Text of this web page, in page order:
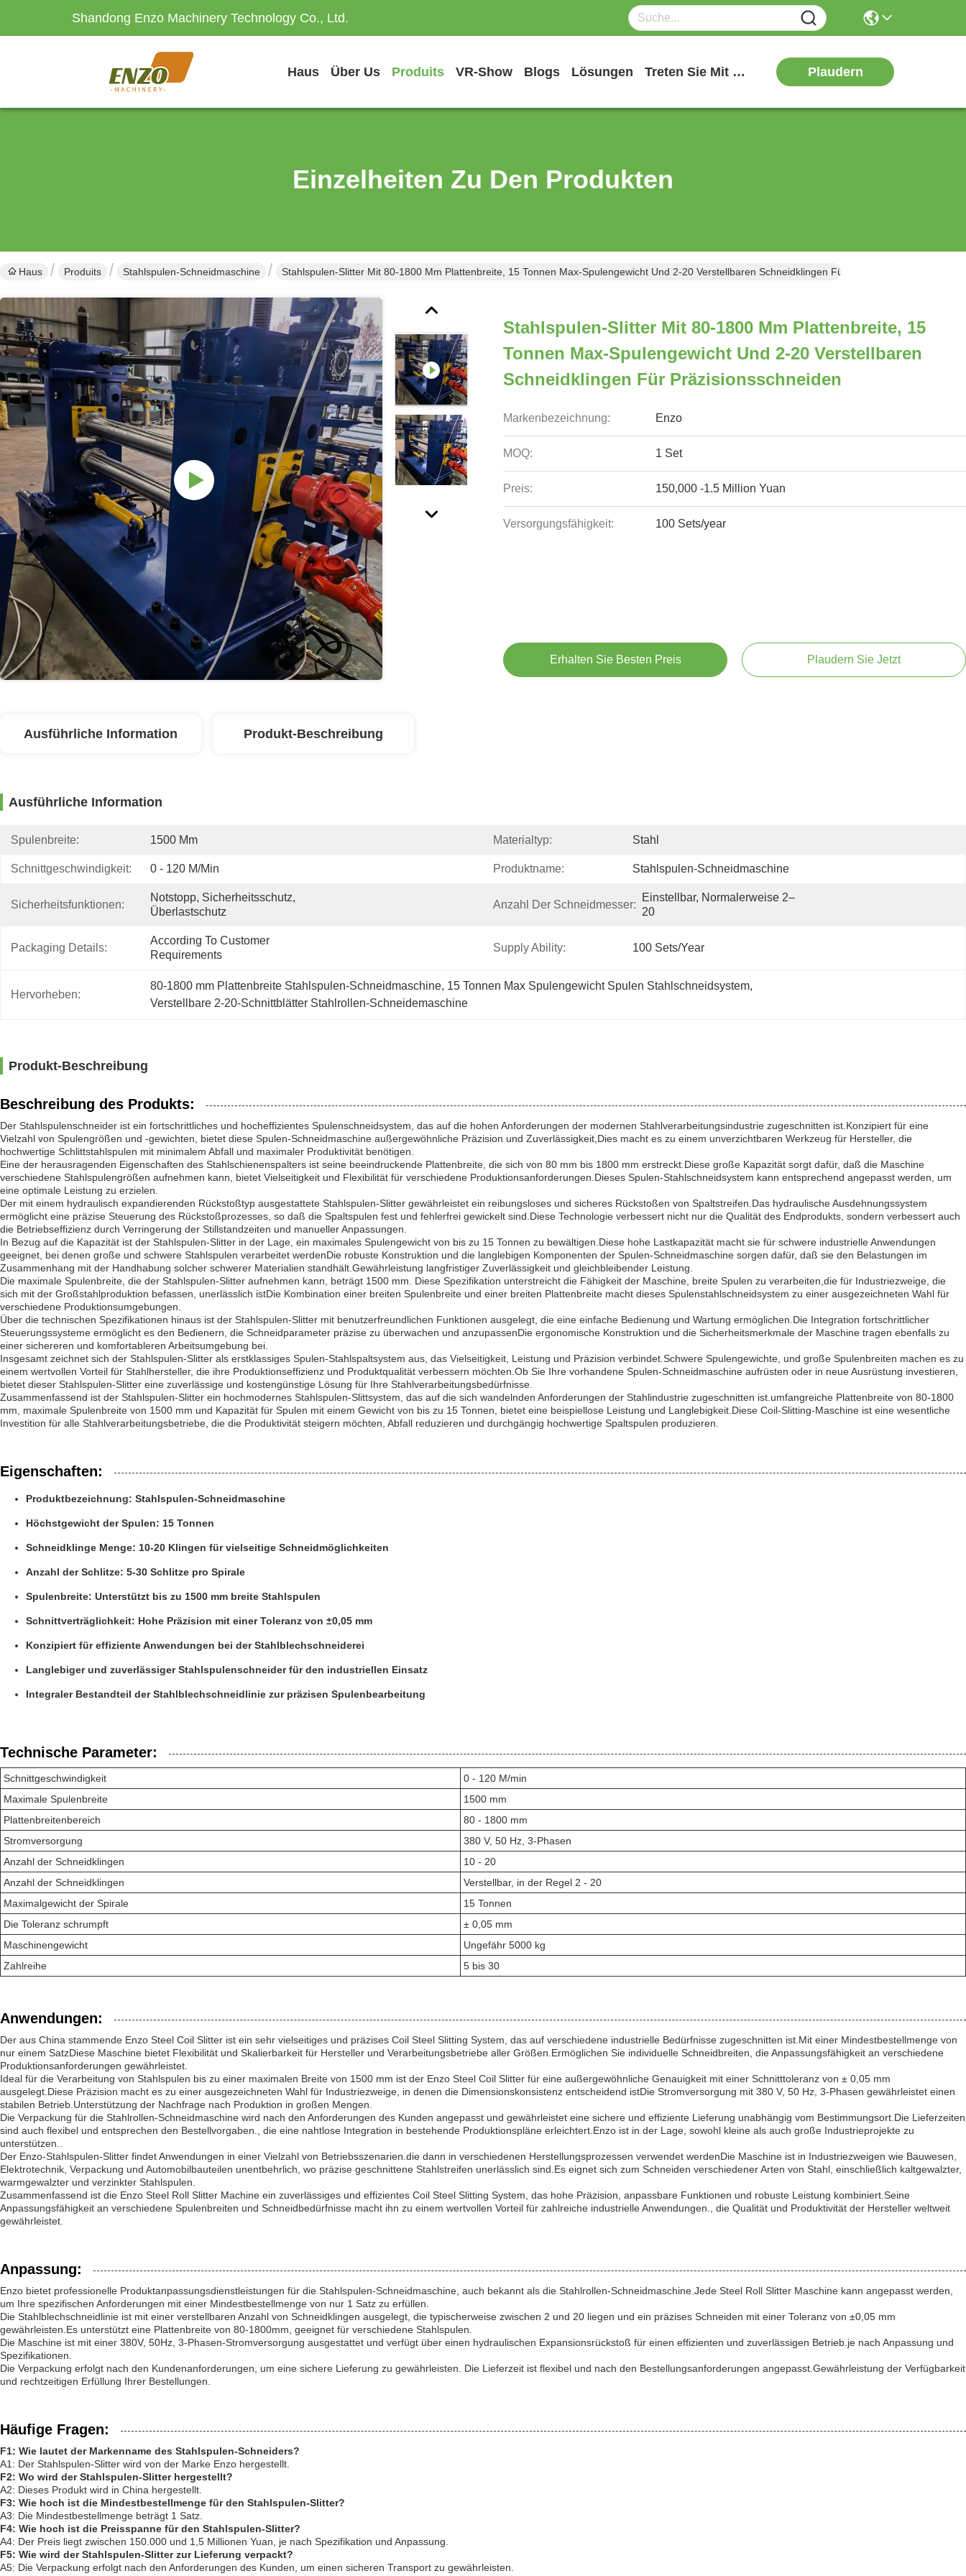
Shandong Enzo Machinery Technology Co., Ltd.
Haus Über Us Produits VR-Show Blogs Lösungen Treten Sie Mit Uns In Verbindung Plaudern
Einzelheiten Zu Den Produkten
Haus Produits Stahlspulen-Schneidmaschine Stahlspulen-Slitter Mit 80-1800 Mm Plattenbreite, 15 Tonnen Max-Spulengewicht Und 2-20 Verstellbaren Schneidklingen Für Präzisionsschneiden
Stahlspulen-Slitter Mit 80-1800 Mm Plattenbreite, 15
Tonnen Max-Spulengewicht Und 2-20 Verstellbaren
Schneidklingen Für Präzisionsschneiden
Markenbezeichnung: Enzo
MOQ: 1 Set
Preis: 150,000 -1.5 Million Yuan
Versorgungsfähigkeit: 100 Sets/year
Erhalten Sie Besten Preis Plaudern Sie Jetzt
Ausführliche Information Produkt-Beschreibung
Ausführliche Information
Spulenbreite: 1500 Mm Materialtyp: Stahl
Schnittgeschwindigkeit: 0 - 120 M/min Produktname: Stahlspulen-Schneidmaschine
Sicherheitsfunktionen:
Notstopp, Sicherheitsschutz,
Überlastschutz
Anzahl Der Schneidmesser:
Einstellbar, Normalerweise 2–
20
Packaging Details:
According To Customer
Requirements
Supply Ability: 100 Sets/year
Hervorheben:
80-1800 mm Plattenbreite Stahlspulen-Schneidmaschine, 15 Tonnen Max Spulengewicht Spulen Stahlschneidsystem,
Verstellbare 2-20-Schnittblätter Stahlrollen-Schneidemaschine
Produkt-Beschreibung
Beschreibung des Produkts:
Der Stahlspulenschneider ist ein fortschrittliches und hocheffizientes Spulenschneidsystem, das auf die hohen Anforderungen der modernen Stahlverarbeitungsindustrie zugeschnitten ist.Konzipiert für eine
Vielzahl von Spulengrößen und -gewichten, bietet diese Spulen-Schneidmaschine außergewöhnliche Präzision und Zuverlässigkeit,Dies macht es zu einem unverzichtbaren Werkzeug für Hersteller, die
hochwertige Schlittstahlspulen mit minimalem Abfall und maximaler Produktivität benötigen.
Eine der herausragenden Eigenschaften des Stahlschienenspalters ist seine beeindruckende Plattenbreite, die sich von 80 mm bis 1800 mm erstreckt.Diese große Kapazität sorgt dafür, daß die Maschine
verschiedene Stahlspulengrößen aufnehmen kann, bietet Vielseitigkeit und Flexibilität für verschiedene Produktionsanforderungen.Dieses Spulen-Stahlschneidsystem kann entsprechend angepasst werden, um
eine optimale Leistung zu erzielen.
Der mit einem hydraulisch expandierenden Rückstoßtyp ausgestattete Stahlspulen-Slitter gewährleistet ein reibungsloses und sicheres Rückstoßen von Spaltstreifen.Das hydraulische Ausdehnungssystem
ermöglicht eine präzise Steuerung des Rückstoßprozesses, so daß die Spaltspulen fest und fehlerfrei gewickelt sind.Diese Technologie verbessert nicht nur die Qualität des Endprodukts, sondern verbessert auch
die Betriebseffizienz durch Verringerung der Stillstandzeiten und manueller Anpassungen.
In Bezug auf die Kapazität ist der Stahlspulen-Slitter in der Lage, ein maximales Spulengewicht von bis zu 15 Tonnen zu bewältigen.Diese hohe Lastkapazität macht sie für schwere industrielle Anwendungen
geeignet, bei denen große und schwere Stahlspulen verarbeitet werdenDie robuste Konstruktion und die langlebigen Komponenten der Spulen-Schneidmaschine sorgen dafür, daß sie den Belastungen im
Zusammenhang mit der Handhabung solcher schwerer Materialien standhält.Gewährleistung langfristiger Zuverlässigkeit und gleichbleibender Leistung.
Die maximale Spulenbreite, die der Stahlspulen-Slitter aufnehmen kann, beträgt 1500 mm. Diese Spezifikation unterstreicht die Fähigkeit der Maschine, breite Spulen zu verarbeiten,die für Industriezweige, die
sich mit der Großstahlproduktion befassen, unerlässlich istDie Kombination einer breiten Spulenbreite und einer breiten Plattenbreite macht dieses Spulenstahlschneidsystem zu einer ausgezeichneten Wahl für
verschiedene Produktionsumgebungen.
Über die technischen Spezifikationen hinaus ist der Stahlspulen-Slitter mit benutzerfreundlichen Funktionen ausgelegt, die eine einfache Bedienung und Wartung ermöglichen.Die Integration fortschrittlicher
Steuerungssysteme ermöglicht es den Bedienern, die Schneidparameter präzise zu überwachen und anzupassenDie ergonomische Konstruktion und die Sicherheitsmerkmale der Maschine tragen ebenfalls zu
einer sichereren und komfortableren Arbeitsumgebung bei.
Insgesamt zeichnet sich der Stahlspulen-Slitter als erstklassiges Spulen-Stahlspaltsystem aus, das Vielseitigkeit, Leistung und Präzision verbindet.Schwere Spulengewichte, und große Spulenbreiten machen es zu
einem wertvollen Vorteil für Stahlhersteller, die ihre Produktionseffizienz und Produktqualität verbessern möchten.Ob Sie Ihre vorhandene Spulen-Schneidmaschine aufrüsten oder in neue Ausrüstung investieren,
bietet dieser Stahlspulen-Slitter eine zuverlässige und kostengünstige Lösung für Ihre Stahlverarbeitungsbedürfnisse.
Zusammenfassend ist der Stahlspulen-Slitter ein hochmodernes Stahlspulen-Slittsystem, das auf die sich wandelnden Anforderungen der Stahlindustrie zugeschnitten ist.umfangreiche Plattenbreite von 80-1800
mm, maximale Spulenbreite von 1500 mm und Kapazität für Spulen mit einem Gewicht von bis zu 15 Tonnen, bietet eine beispiellose Leistung und Langlebigkeit.Diese Coil-Slitting-Maschine ist eine wesentliche
Investition für alle Stahlverarbeitungsbetriebe, die die Produktivität steigern möchten, Abfall reduzieren und durchgängig hochwertige Spaltspulen produzieren.
Eigenschaften:
Produktbezeichnung: Stahlspulen-Schneidmaschine
Höchstgewicht der Spulen: 15 Tonnen
Schneidklinge Menge: 10-20 Klingen für vielseitige Schneidmöglichkeiten
Anzahl der Schlitze: 5-30 Schlitze pro Spirale
Spulenbreite: Unterstützt bis zu 1500 mm breite Stahlspulen
Schnittverträglichkeit: Hohe Präzision mit einer Toleranz von ±0,05 mm
Konzipiert für effiziente Anwendungen bei der Stahlblechschneiderei
Langlebiger und zuverlässiger Stahlspulenschneider für den industriellen Einsatz
Integraler Bestandteil der Stahlblechschneidlinie zur präzisen Spulenbearbeitung
Technische Parameter:
Schnittgeschwindigkeit
0 - 120 M/min
Maximale Spulenbreite
1500 mm
Plattenbreitenbereich
80 - 1800 mm
Stromversorgung
380 V, 50 Hz, 3-Phasen
Anzahl der Schneidklingen
10 - 20
Anzahl der Schneidklingen
Verstellbar, in der Regel 2 - 20
Maximalgewicht der Spirale
15 Tonnen
Die Toleranz schrumpft
± 0,05 mm
Maschinengewicht
Ungefähr 5000 kg
Zahlreihe
5 bis 30
Anwendungen:
Der aus China stammende Enzo Steel Coil Slitter ist ein sehr vielseitiges und präzises Coil Steel Slitting System, das auf verschiedene industrielle Bedürfnisse zugeschnitten ist.Mit einer Mindestbestellmenge von
nur einem SatzDiese Maschine bietet Flexibilität und Skalierbarkeit für Hersteller und Verarbeitungsbetriebe aller Größen.Ermöglichen Sie individuelle Schneidbreiten, die Anpassungsfähigkeit an verschiedene
Produktionsanforderungen gewährleistet.
Ideal für die Verarbeitung von Stahlspulen bis zu einer maximalen Breite von 1500 mm ist der Enzo Steel Coil Slitter für eine außergewöhnliche Genauigkeit mit einer Schnitttoleranz von ± 0,05 mm
ausgelegt.Diese Präzision macht es zu einer ausgezeichneten Wahl für Industriezweige, in denen die Dimensionskonsistenz entscheidend istDie Stromversorgung mit 380 V, 50 Hz, 3-Phasen gewährleistet einen
stabilen Betrieb.Unterstützung der Nachfrage nach Produktion in großen Mengen.
Die Verpackung für die Stahlrollen-Schneidmaschine wird nach den Anforderungen des Kunden angepasst und gewährleistet eine sichere und effiziente Lieferung unabhängig vom Bestimmungsort.Die Lieferzeiten
sind auch flexibel und entsprechen den Bestellvorgaben., die eine nahtlose Integration in bestehende Produktionspläne erleichtert.Enzo ist in der Lage, sowohl kleine als auch große Industrieprojekte zu
unterstützen..
Der Enzo-Stahlspulen-Slitter findet Anwendungen in einer Vielzahl von Betriebsszenarien.die dann in verschiedenen Herstellungsprozessen verwendet werdenDie Maschine ist in Industriezweigen wie Bauwesen,
Elektrotechnik, Verpackung und Automobilbauteilen unentbehrlich, wo präzise geschnittene Stahlstreifen unerlässlich sind.Es eignet sich zum Schneiden verschiedener Arten von Stahl, einschließlich kaltgewalzter,
warmgewalzter und verzinkter Stahlspulen.
Zusammenfassend ist die Enzo Steel Roll Slitter Machine ein zuverlässiges und effizientes Coil Steel Slitting System, das hohe Präzision, anpassbare Funktionen und robuste Leistung kombiniert.Seine
Anpassungsfähigkeit an verschiedene Spulenbreiten und Schneidbedürfnisse macht ihn zu einem wertvollen Vorteil für zahlreiche industrielle Anwendungen., die Qualität und Produktivität der Hersteller weltweit
gewährleistet.
Anpassung:
Enzo bietet professionelle Produktanpassungsdienstleistungen für die Stahlspulen-Schneidmaschine, auch bekannt als die Stahlrollen-Schneidmaschine.Jede Steel Roll Slitter Maschine kann angepasst werden,
um Ihre spezifischen Anforderungen mit einer Mindestbestellmenge von nur 1 Satz zu erfüllen.
Die Stahlblechschneidlinie ist mit einer verstellbaren Anzahl von Schneidklingen ausgelegt, die typischerweise zwischen 2 und 20 liegen und ein präzises Schneiden mit einer Toleranz von ±0,05 mm
gewährleisten.Es unterstützt eine Plattenbreite von 80-1800mm, geeignet für verschiedene Stahlspulen.
Die Maschine ist mit einer 380V, 50Hz, 3-Phasen-Stromversorgung ausgestattet und verfügt über einen hydraulischen Expansionsrückstoß für einen effizienten und zuverlässigen Betrieb.je nach Anpassung und
Spezifikationen.
Die Verpackung erfolgt nach den Kundenanforderungen, um eine sichere Lieferung zu gewährleisten. Die Lieferzeit ist flexibel und nach den Bestellungsanforderungen angepasst.Gewährleistung der Verfügbarkeit
und rechtzeitigen Erfüllung Ihrer Bestellungen.
Häufige Fragen:
F1: Wie lautet der Markenname des Stahlspulen-Schneiders?
A1: Der Stahlspulen-Slitter wird von der Marke Enzo hergestellt.
F2: Wo wird der Stahlspulen-Slitter hergestellt?
A2: Dieses Produkt wird in China hergestellt.
F3: Wie hoch ist die Mindestbestellmenge für den Stahlspulen-Slitter?
A3: Die Mindestbestellmenge beträgt 1 Satz.
F4: Wie hoch ist die Preisspanne für den Stahlspulen-Slitter?
A4: Der Preis liegt zwischen 150.000 und 1,5 Millionen Yuan, je nach Spezifikation und Anpassung.
F5: Wie wird der Stahlspulen-Slitter zur Lieferung verpackt?
A5: Die Verpackung erfolgt nach den Anforderungen des Kunden, um einen sicheren Transport zu gewährleisten.